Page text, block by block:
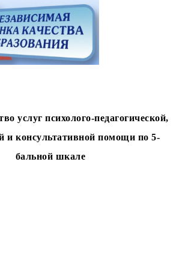
услуг психолого-педагогической,
и консультативной помощи по 5-
бальной шкале